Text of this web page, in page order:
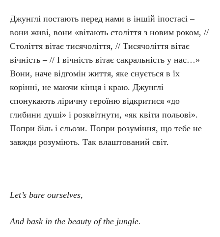
Джунглі постають перед нами в іншій іпостасі –
вони живі, вони «вітають століття з новим роком, //
Століття вітає тисячоліття, // Тисячоліття вітає
вічність – // І вічність вітає сакральність у нас…»
Вони, наче відгомін життя, яке снується в їх
корінні, не маючи кінця і краю. Джунглі
спонукають ліричну героїню відкритися «до
глибини душі» і розквітнути, «як квіти польові».
Попри біль і сльози. Попри розуміння, що тебе не
завжди розуміють. Так влаштований світ.
Let’s bare ourselves,
And bask in the beauty of the jungle.